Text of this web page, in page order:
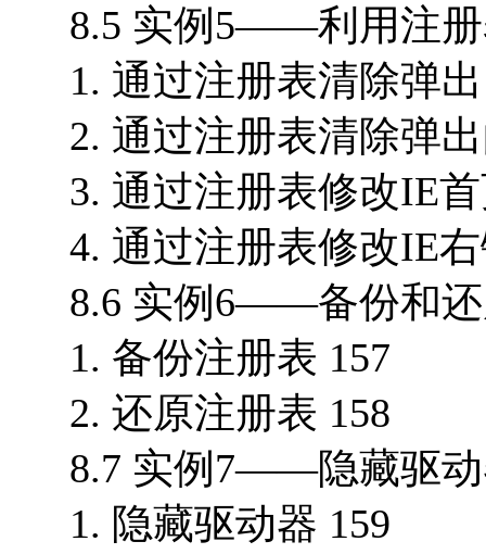
8.5 实例5——利用注册
1. 通过注册表清除弹
2. 通过注册表清除弹
3. 通过注册表修改IE
4. 通过注册表修改IE
8.6 实例6——备份和还
1. 备份注册表 157
2. 还原注册表 158
8.7 实例7——隐藏驱动
1. 隐藏驱动器 159